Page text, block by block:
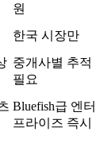
원
한국 시장만
중개사별 추적
필요
Bluefish급 엔터
프라이즈 즉시